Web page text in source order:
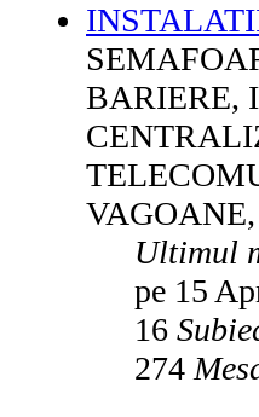
BARIERE,
Ultimul
pe 15
16
274